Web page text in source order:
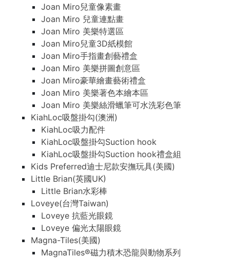
Joan Miro兒童像素畫
Joan Miro 兒童連點畫
Joan Miro 美樂特選區
Joan Miro兒童3D紙模館
Joan Miro手指畫創藝禮盒
Joan Miro 美樂拼圖創意區
Joan Miro豪華繪畫藝術禮盒
Joan Miro 美樂著色本繪本區
Joan Miro 美樂絲滑蠟筆可水洗彩色筆
KiahLoc吸盤掛勾(澳洲)
KiahLoc吸力配件
KiahLoc吸盤掛勾Suction hook
KiahLoc吸盤掛勾Suction hook禮盒組
Kids Preferred迪士尼款安撫玩具(美國)
Little Brian(英國UK)
Little Brian水彩棒
Loveye(台灣Taiwan)
Loveye 抗藍光眼鏡
Loveye 偏光太陽眼鏡
Magna-Tiles(美國)
MagnaTiles®磁力積木恐龍與動物系列